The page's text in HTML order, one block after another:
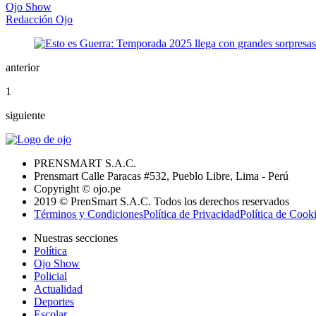
Ojo Show
Redacción Ojo
anterior
1
siguiente
PRENSMART S.A.C.
Prensmart Calle Paracas #532, Pueblo Libre, Lima - Perú
Copyright © ojo.pe
2019 © PrenSmart S.A.C. Todos los derechos reservados
Términos y CondicionesPolítica de PrivacidadPolítica de
Nuestras secciones
Política
Ojo Show
Policial
Actualidad
Deportes